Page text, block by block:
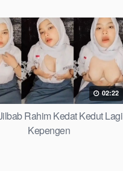
02:22
Rahim Kedat Kedut Lagi
Kepengen